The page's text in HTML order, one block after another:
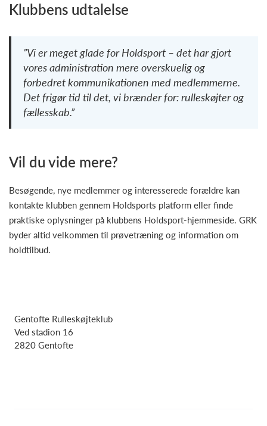
Klubbens udtalelse
”Vi er meget glade for Holdsport – det har gjort
vores administration mere overskuelig og
forbedret kommunikationen med medlemmerne.
Det frigør tid til det, vi brænder for: rulleskøjter og
fællesskab.”
Vil du vide mere?
Besøgende, nye medlemmer og interesserede forældre kan
kontakte klubben gennem Holdsports platform eller finde
praktiske oplysninger på klubbens Holdsport-hjemmeside. GRK
byder altid velkommen til prøvetræning og information om
holdtilbud.
Gentofte Rulleskøjteklub
Ved stadion 16
2820 Gentofte